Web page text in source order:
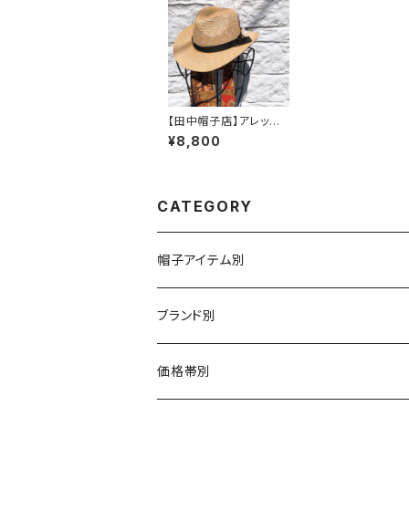
【田中帽子店】アレッ
ク ハット U
K-H110-NA-L
¥8,800
CATEGORY
帽子アイテム別
ハット
布帛（布・ニット・レザー等）
キャスケット
ブランド別
CA4LA / カシラ
価格帯別